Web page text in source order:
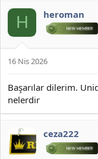
H heroman
16 Nis 2026
Başarılar dilerim.
nelerdir
ceza222